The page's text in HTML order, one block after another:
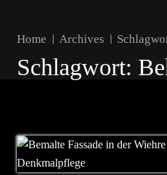
Home Archives
Schlagwort: